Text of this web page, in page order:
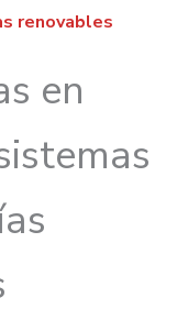
renovables
en